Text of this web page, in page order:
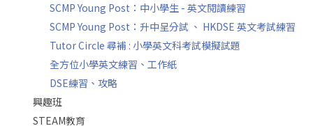
SCMP Young Post：中小學生 - 英文閱讀練習
SCMP Young Post：升中呈分試 、 HKDSE 英文考試練習
Tutor Circle 尋補 : 小學英文科考試模擬試題
全方位小學英文練習、工作紙
DSE練習、攻略
興趣班
STEAM教育